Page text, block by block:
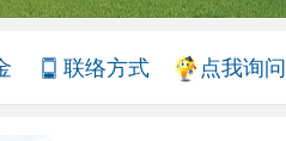
联络方式 点我询问